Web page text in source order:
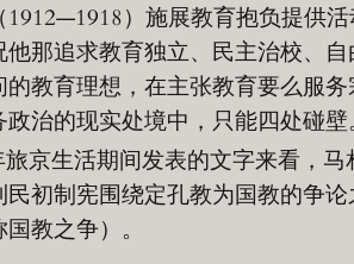
1912—1918）施展教育抱负提供
他那追求教育独立、民主治校、自
教育理想，在主张教育要么服务
治的现实处境中，只能四处碰壁
京生活期间发表的文字来看，马
初制宪围绕定孔教为国教的争论
教之争）。